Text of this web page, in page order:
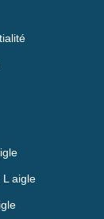
L aigle